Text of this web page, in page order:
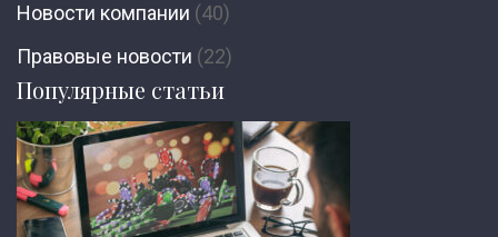
Новости компании (40)
Правовые новости (22)
Популярные статьи